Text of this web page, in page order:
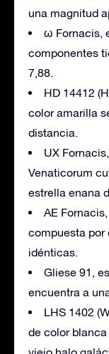
una magnitud
ω Fornacis,
componentes
7,88.
HD 14412
color amarilla
distancia.
UX
Venaticorum
estrella enana
AE
compuesta por
idénticas.
Gliese 91,
encuentra a
LHS 1402
de color